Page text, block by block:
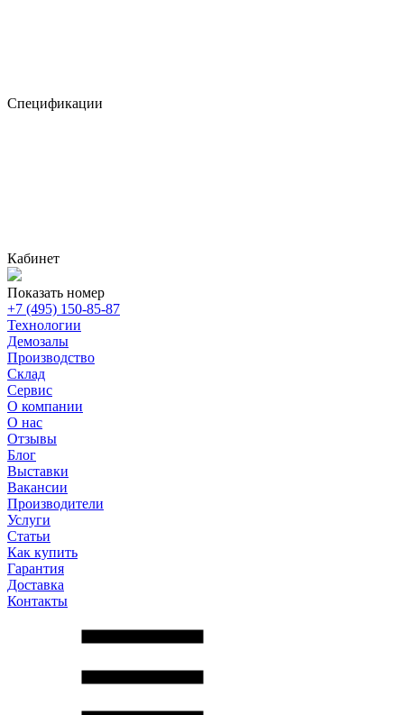
Спецификации
Кабинет
Показать номер
+7 (495) 150-85-87
Технологии
Демозалы
Производство
Склад
Сервис
О компании
О нас
Отзывы
Блог
Выставки
Вакансии
Производители
Услуги
Статьи
Как купить
Гарантия
Доставка
Контакты